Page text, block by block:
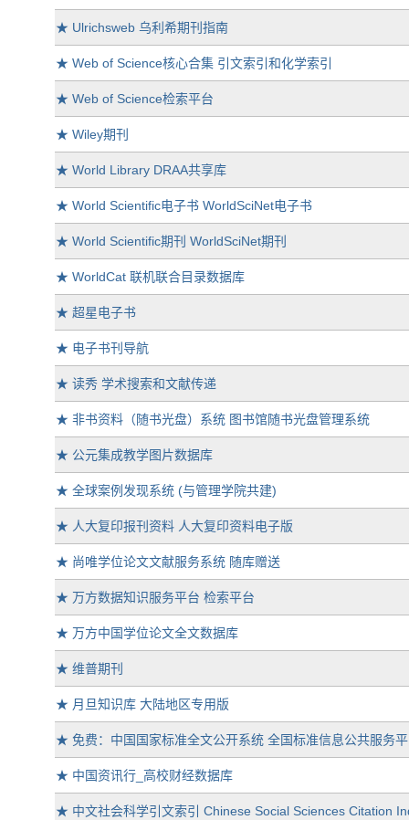
★ Ulrichsweb 乌利希期刊指南
★ Web of Science核心合集 引文索引和化学索引
★ Web of Science检索平台
★ Wiley期刊
★ World Library DRAA共享库
★ World Scientific电子书 WorldSciNet电子书
★ World Scientific期刊 WorldSciNet期刊
★ WorldCat 联机联合目录数据库
★ 超星电子书
★ 电子书刊导航
★ 读秀 学术搜索和文献传递
★ 非书资料（随书光盘）系统 图书馆随书光盘管理系统
★ 公元集成教学图片数据库
★ 全球案例发现系统 (与管理学院共建)
★ 人大复印报刊资料 人大复印资料电子版
★ 尚唯学位论文文献服务系统 随库赠送
★ 万方数据知识服务平台 检索平台
★ 万方中国学位论文全文数据库
★ 维普期刊
★ 月旦知识库 大陆地区专用版
★ 免费：中国国家标准全文公开系统 全国标准信息公共服务
★ 中国资讯行_高校财经数据库
★ 中文社会科学引文索引 Chinese Social Sciences Citation